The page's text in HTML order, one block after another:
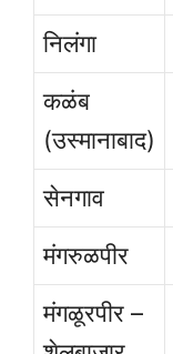
निलंगा
कळंब
(उस्मानाबाद)
सेनगाव
मंगरुळपीर
मंगळूरपीर –